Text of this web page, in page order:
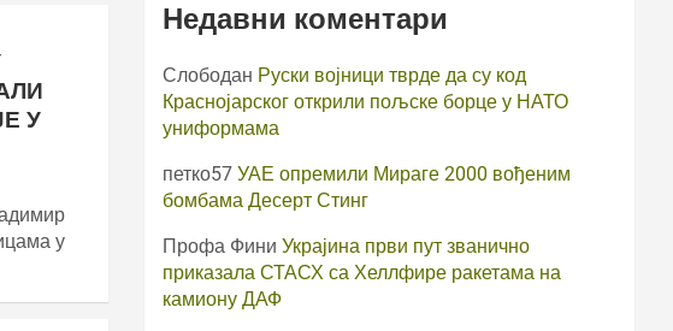
У
у
Недавни коментари
Слободан Руски војници тврде да су код
Краснојарског открили пољске борце у НАТО
униформама
петко57 УАЕ опремили Мираге 2000 вођеним
бомбама Десерт Стинг
Профа Фини Украјина први пут званично
приказала СТАСХ са Хеллфире ракетама на
камиону ДАФ